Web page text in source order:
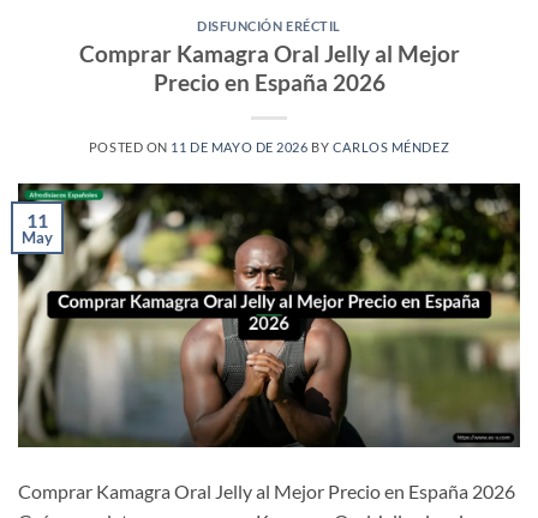
DISFUNCIÓN ERÉCTIL
Comprar Kamagra Oral Jelly al Mejor
Precio en España 2026
POSTED ON 11 DE MAYO DE 2026 BY CARLOS MÉNDEZ
11
May
Comprar Kamagra Oral Jelly al Mejor Precio en España 2026